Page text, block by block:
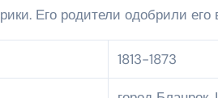
Его родители одобрили
1813-1873